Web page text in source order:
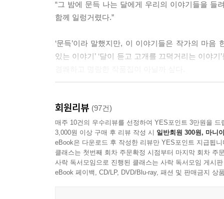
“그 밤에 문득 나는 달에게 우리의 이야기들을 들
함께 일렁거렸다.”
‘문득’이라 말했지만, 이 이야기들은 작가의 마음
있는 이야기’ ‘달이 듣고 고개를 끄덕거리는 이야
팽팽하게 긴장된 삶의 순간순간들을 밀어내며 앞
낮의 긴장을 풀고 밤의 고요 속에서 그 이야기에
절망들이 달빛처럼 스며들어 있다. 가만 들여다보
평범하고 소소한 일상에서 아름다운 것들을 발
회원리뷰 (97건)
매주 10건의 우수리뷰를 선정하여 YES포인트 3만원을 드
3,000원 이상 구매 후 리뷰 작성 시 일반회원 300원, 마니
eBook은 다운로드 후 작성한 리뷰만 YES포인트 지급됩니
클래스는 첫번째 회차 주문확정 시점부터 마지막 회차 주
사락 독서모임으로 진행된 클래스는 사락 독서모임 게시
eBook 페이백, CD/LP, DVD/Blu-ray, 패션 및 판매금지 상